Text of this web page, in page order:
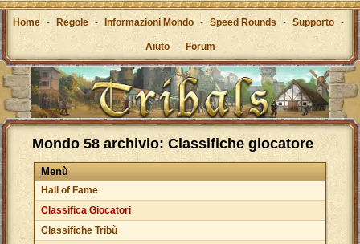
Home - Regole - Informazioni Mondo - Speed Rounds - Supporto -
Aiuto - Forum
Mondo 58 archivio: Classifiche giocatore
Menù
Hall of Fame
Classifica Giocatori
Classifiche Tribù